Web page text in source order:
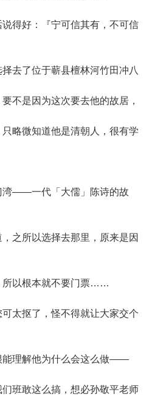
好：『宁可信其有，不可信
了位于蕲县檀林河竹田冲八
不是因为这次要去他的故居，
略微知道他是清朝人，很有学
湾——一代「大儒」陈诗的故
所以选择去那里，原来是因
以根本就不要门票……
抠了，怪不得就让大家交个
理解他为什么会这么做——
班敢这么搞，想必孙敬平老师